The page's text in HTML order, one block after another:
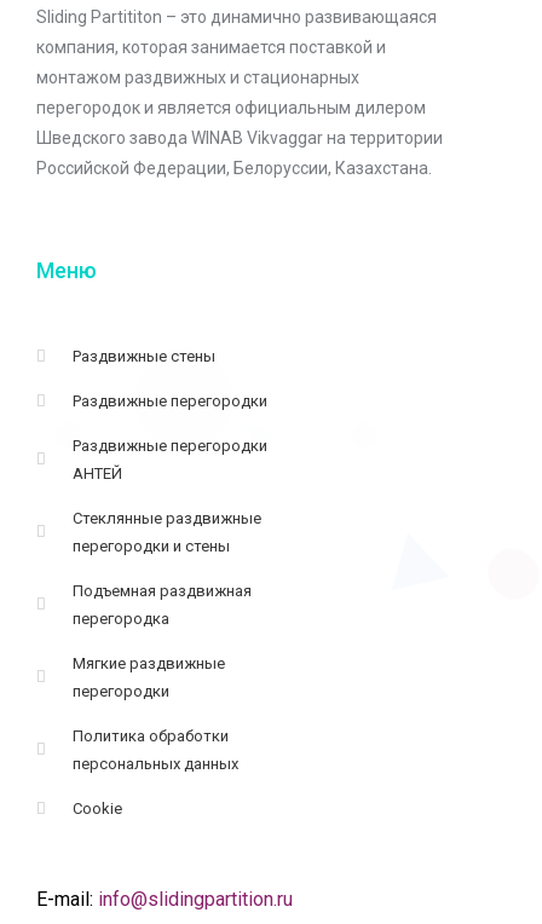
Sliding Partititon – это динамично развивающаяся
компания, которая занимается поставкой и
монтажом раздвижных и стационарных
перегородок и является официальным дилером
Шведского завода WINAB Vikvaggar на территории
Российской Федерации, Белоруссии, Казахстана.
Меню
Раздвижные стены
Раздвижные перегородки
Раздвижные перегородки
АНТЕЙ
Стеклянные раздвижные
перегородки и стены
Подъемная раздвижная
перегородка
Мягкие раздвижные
перегородки
Политика обработки
персональных данных
Cookie
E-mail: info@slidingpartition.ru